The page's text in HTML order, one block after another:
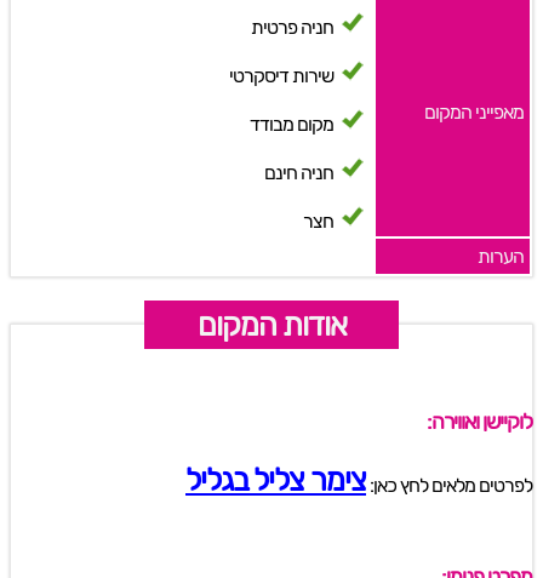
מאפייני המקום
חניה פרטית
שירות דיסקרטי
מקום מבודד
חניה חינם
חצר
הערות
אודות המקום
לוקיישן ואווירה:
לפרטים מלאים לחץ כאן:צימר צליל בגליל